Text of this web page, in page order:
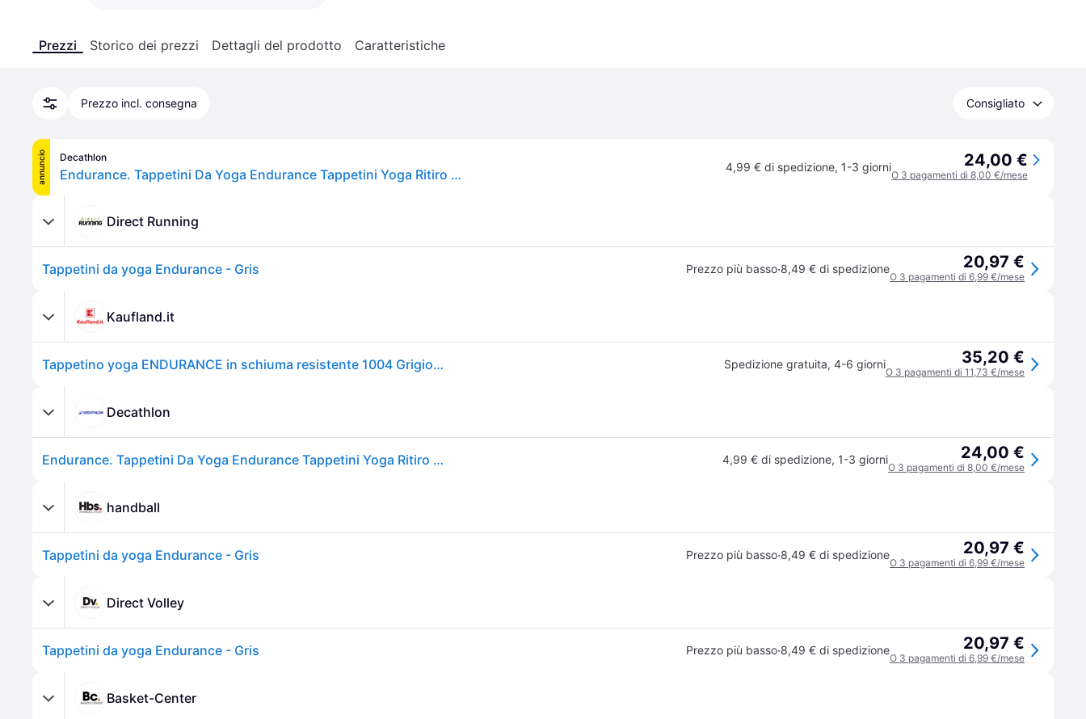
Prezzi Storico dei prezzi Dettagli del prodotto Caratteristiche
Prezzo incl. consegna Consigliato
annuncio Decathlon
Endurance. Tappetini Da Yoga Endurance Tappetini Yoga Ritiro Gratis - grigio - ONE SIZE 4,99 € di spedizione, 1-3 giorni 24,00 €
O 3 pagamenti di 8,00 €/mese
Direct Running
Tappetini da yoga Endurance - Gris Prezzo più basso·8,49 € di spedizione 20,97 €
O 3 pagamenti di 6,99 €/mese
Kaufland.it
Tappetino yoga ENDURANCE in schiuma resistente 1004 Grigio perla Taglia unica Spedizione gratuita, 4-6 giorni 35,20 €
O 3 pagamenti di 11,73 €/mese
Decathlon
Endurance. Tappetini Da Yoga Endurance Tappetini Yoga Ritiro Gratis - grigio - ONE SIZE 4,99 € di spedizione, 1-3 giorni 24,00 €
O 3 pagamenti di 8,00 €/mese
handball
Tappetini da yoga Endurance - Gris Prezzo più basso·8,49 € di spedizione 20,97 €
O 3 pagamenti di 6,99 €/mese
Direct Volley
Tappetini da yoga Endurance - Gris Prezzo più basso·8,49 € di spedizione 20,97 €
O 3 pagamenti di 6,99 €/mese
Basket-Center